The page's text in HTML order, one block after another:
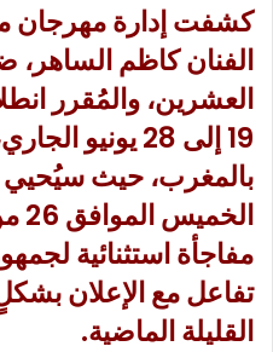
كشفت إدارةمهرجان
الفنان كاظم الساهر،
العشرين، والمُقرر
19 إلى 28 يونيو
بالمغرب، حيث سيُحيي
مفاجأة استثنائية
تفاعل مع الإعلان
القليلة الماضية.